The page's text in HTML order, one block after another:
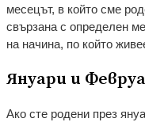
месецът, в който сме
свързана с определен
на начина, по който
Януари и
Ако сте родени през